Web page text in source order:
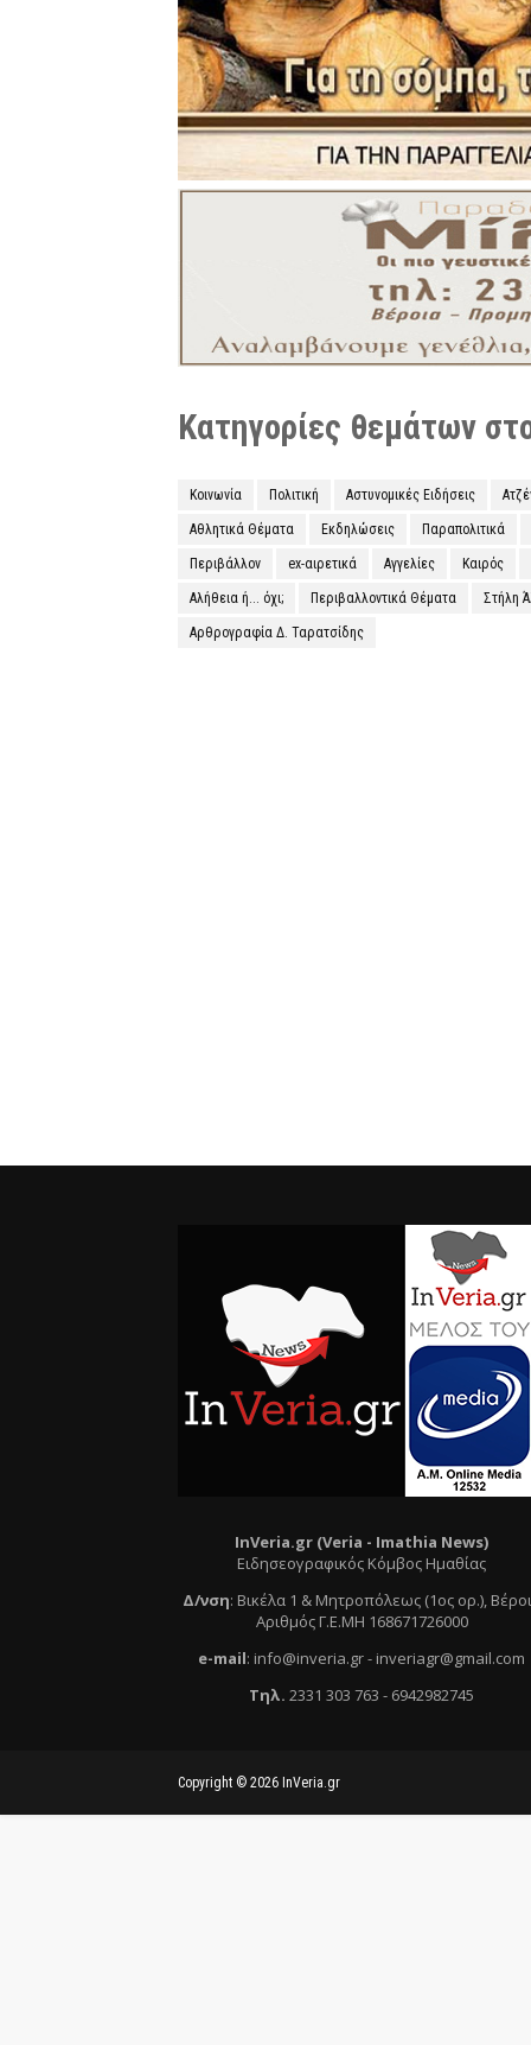
Κατηγορίες θεμάτων
Κοινωνία Πολιτική Αστυνομικές Ειδήσεις
Αθλητικά Θέματα Εκδηλώσεις Παραπολιτικά
Περιβάλλον ex-αιρετικά Αγγελίες Καιρός
Αλήθεια ή... όχι; Περιβαλλοντικά Θέματα Στήλη
Αρθρογραφία Δ. Ταρατσίδης
InVeria.gr (Veria - Ιmathia News)
Ειδησεογραφικός Κόμβος Ημαθίας
Δ/νση: Βικέλα 1 & Μητροπόλεως (1ος ορ.),
Αριθμός Γ.Ε.ΜΗ 168671726000
e-mail: info@inveria.gr- inveriagr@gmail.com
Τηλ. 2331 303 763 - 6942982745
Copyright © 2026 InVeria.gr